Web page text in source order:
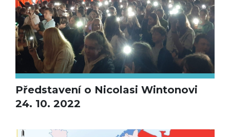
Představení o Nicolasi Wintonovi
24. 10. 2022